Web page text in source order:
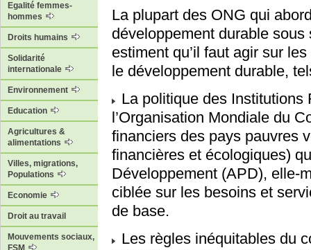
Egalité femmes-
hommes
Droits humains
Solidarité
internationale
Environnement
Education
Agricultures &
alimentations
Villes, migrations,
Populations
Economie
Droit au travail
Mouvements sociaux,
FSM
La plupart des ONG qui
développement durable
estiment qu’il faut agir sur
le développement durable,
La politique des Institutions
l’Organisation Mondiale du
financiers des pays pauvres
financières et écologiques)
Développement (APD), elle-
ciblée sur les besoins et
de base.
Les règles inéquitables du